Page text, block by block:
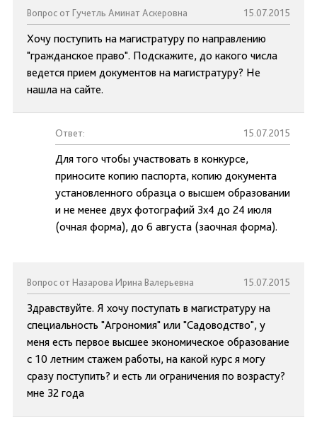
Вопрос от Гучетль Аминат Аскеровна 15.07.2015
Хочу поступить на магистратуру по направлению
"гражданское право". Подскажите, до какого числа
ведется прием документов на магистратуру? Не
нашла на сайте.
Ответ: 15.07.2015
Для того чтобы участвовать в конкурсе,
приносите копию паспорта, копию документа
установленного образца о высшем образовании
и не менее двух фотографий 3х4 до 24 июля
(очная форма), до 6 августа (заочная форма).
Вопрос от Назарова Ирина Валерьевна 15.07.2015
Здравствуйте. Я хочу поступать в магистратуру на
специальность "Агрономия" или "Садоводство", у
меня есть первое высшее экономическое образование
с 10 летним стажем работы, на какой курс я могу
сразу поступить? и есть ли ограничения по возрасту?
мне 32 года